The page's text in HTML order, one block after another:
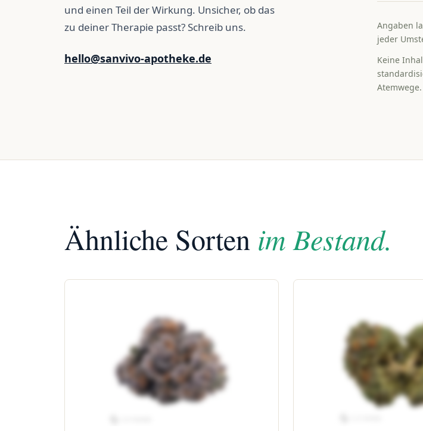
und einen Teil der Wirkung. Unsicher, ob das
zu deiner Therapie passt? Schreib uns.
hello@sanvivo-apotheke.de
Angaben
jeder
Keine
Atemwege.
Ähnliche Sorten im Bestand.